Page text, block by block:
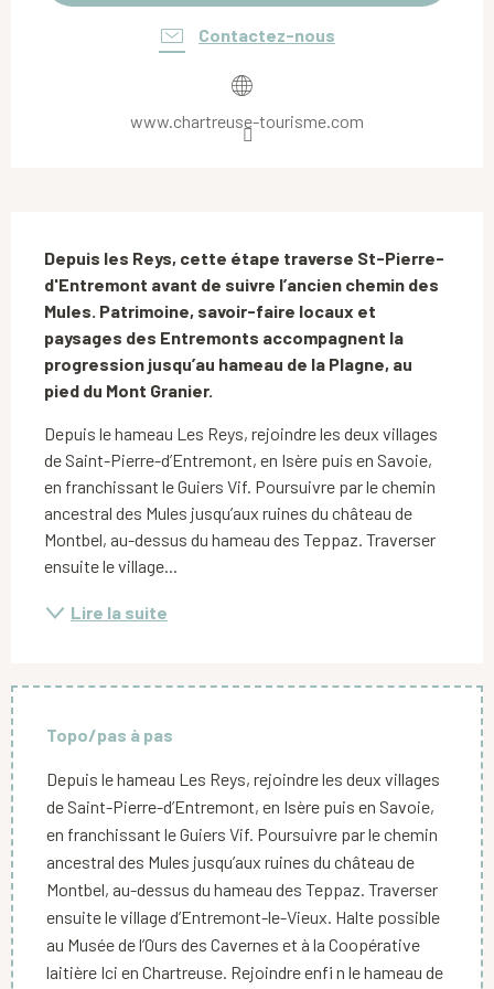
Contactez-nous
www.chartreuse-tourisme.com
Depuis les Reys, cette étape traverse St-Pierre-
d'Entremont avant de suivre l’ancien chemin des
Mules. Patrimoine, savoir-faire locaux et
paysages des Entremonts accompagnent la
progression jusqu’au hameau de la Plagne, au
pied du Mont Granier.
Depuis le hameau Les Reys, rejoindre les deux villages
de Saint-Pierre-d’Entremont, en Isère puis en Savoie,
en franchissant le Guiers Vif. Poursuivre par le chemin
ancestral des Mules jusqu’aux ruines du château de
Montbel, au-dessus du hameau des Teppaz. Traverser
ensuite le village...
Lire la suite
Topo/pas à pas
Depuis le hameau Les Reys, rejoindre les deux villages
de Saint-Pierre-d’Entremont, en Isère puis en Savoie,
en franchissant le Guiers Vif. Poursuivre par le chemin
ancestral des Mules jusqu’aux ruines du château de
Montbel, au-dessus du hameau des Teppaz. Traverser
ensuite le village d’Entremont-le-Vieux. Halte possible
au Musée de l’Ours des Cavernes et à la Coopérative
laitière Ici en Chartreuse. Rejoindre enfi n le hameau de